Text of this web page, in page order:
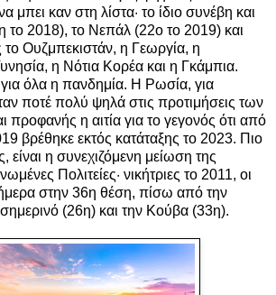
μπει καν στη λίστα· το ίδιο συνέβη και
το 2018), το Νεπάλ (22ο το 2019) και
Ουζμπεκιστάν, η Γεωργία, η
η Νότια Κορέα και η Γκάμπια.
για όλα η πανδημία. Η Ρωσία, για
ποτέ πολύ ψηλά στις προτιμήσεις των
προφανής η αιτία για το γεγονός ότι από
βρέθηκε εκτός κατάταξης το 2023. Πιο
η συνεχιζόμενη μείωση της
Πολιτείες· νικήτριες το 2011, οι
στην 36η θέση, πίσω από την
(26η) και την Κούβα (33η).